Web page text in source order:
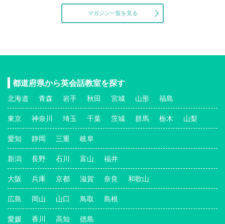
マガジン一覧を見る
都道府県から英会話教室を探す
北海道 青森 岩手 秋田 宮城 山形 福島
東京 神奈川 埼玉 千葉 茨城 群馬 栃木 山梨
愛知 静岡 三重 岐阜
新潟 長野 石川 富山 福井
大阪 兵庫 京都 滋賀 奈良 和歌山
広島 岡山 山口 鳥取 島根
愛媛 香川 高知 徳島